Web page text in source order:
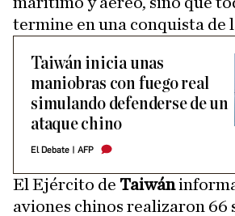
termine en una conquista de
Taiwán inicia unas
maniobras con fuego real
simulando defenderse de un
ataque chino
El Debate | AFP
El Ejército de Taiwán
aviones chinos realizaron 66